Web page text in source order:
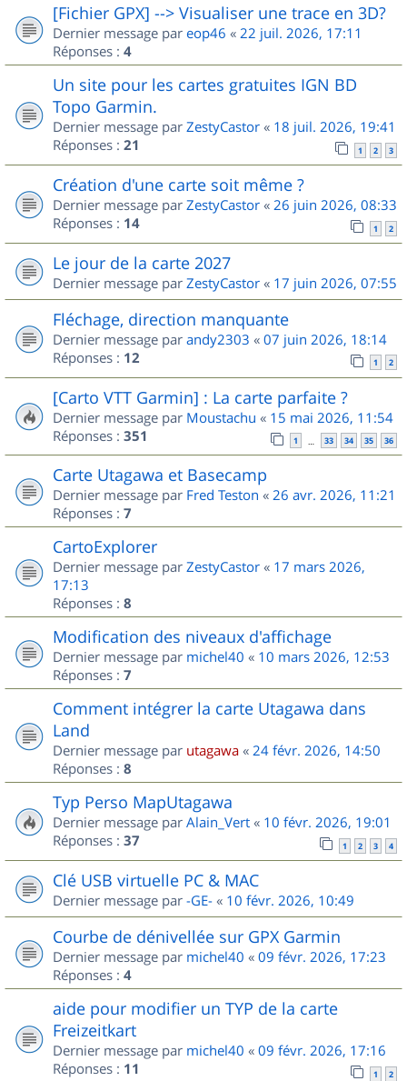
[Fichier GPX] --> Visualiser une trace en 3D?
Dernier message par eop46 « 22 juil. 2026, 17:11
Réponses : 4
Un site pour les cartes gratuites IGN BD
Topo Garmin.
Dernier message par ZestyCastor « 18 juil. 2026, 19:41
Réponses : 21 1 2 3
Création d'une carte soit même ?
Dernier message par ZestyCastor « 26 juin 2026, 08:33
Réponses : 14 1 2
Le jour de la carte 2027
Dernier message par ZestyCastor « 17 juin 2026, 07:55
Fléchage, direction manquante
Dernier message par andy2303 « 07 juin 2026, 18:14
Réponses : 12 1 2
[Carto VTT Garmin] : La carte parfaite ?
Dernier message par Moustachu « 15 mai 2026, 11:54
Réponses : 351 1 … 33 34 35 36
Carte Utagawa et Basecamp
Dernier message par Fred Teston « 26 avr. 2026, 11:21
Réponses : 7
CartoExplorer
Dernier message par ZestyCastor « 17 mars 2026,
17:13
Réponses : 8
Modification des niveaux d'affichage
Dernier message par michel40 « 10 mars 2026, 12:53
Réponses : 7
Comment intégrer la carte Utagawa dans
Land
Dernier message par utagawa « 24 févr. 2026, 14:50
Réponses : 8
Typ Perso MapUtagawa
Dernier message par Alain_Vert « 10 févr. 2026, 19:01
Réponses : 37 1 2 3 4
Clé USB virtuelle PC & MAC
Dernier message par -GE- « 10 févr. 2026, 10:49
Courbe de dénivellée sur GPX Garmin
Dernier message par michel40 « 09 févr. 2026, 17:23
Réponses : 4
aide pour modifier un TYP de la carte
Freizeitkart
Dernier message par michel40 « 09 févr. 2026, 17:16
Réponses : 11 1 2